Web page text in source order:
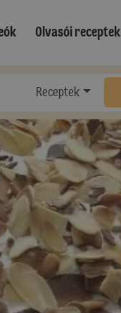
Olvasói receptek
Receptek